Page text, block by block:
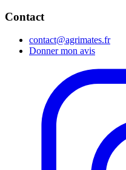
Contact
contact@agrimates.fr
Donner mon avis